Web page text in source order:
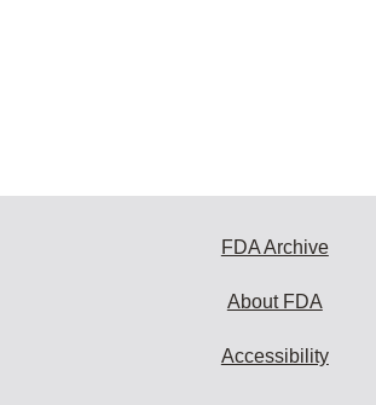
FDA Archive
About FDA
Accessibility